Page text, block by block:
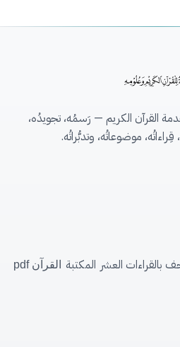
القرآن الكريم — رَسمُه، تجويدُه،
قِراءاتُه، موضوعاتُه، وتدبُّراتُه.
بالقراءات العشر المكتبة القرآن pdf